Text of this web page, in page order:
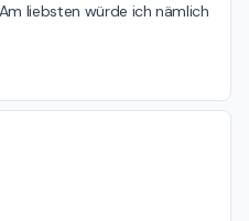
liebsten würde ich nämlich